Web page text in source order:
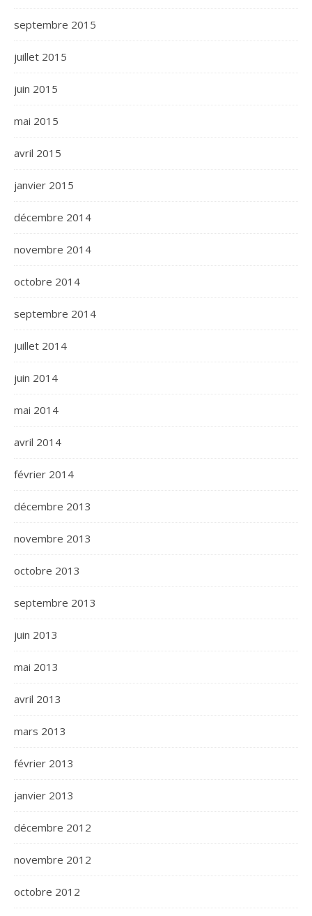
septembre 2015
juillet 2015
juin 2015
mai 2015
avril 2015
janvier 2015
décembre 2014
novembre 2014
octobre 2014
septembre 2014
juillet 2014
juin 2014
mai 2014
avril 2014
février 2014
décembre 2013
novembre 2013
octobre 2013
septembre 2013
juin 2013
mai 2013
avril 2013
mars 2013
février 2013
janvier 2013
décembre 2012
novembre 2012
octobre 2012